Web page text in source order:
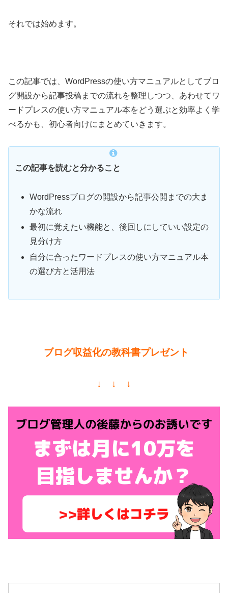
それでは始めます。
この記事では、WordPressの使い方マニュアルとしてブロ
グ開設から記事投稿までの流れを整理しつつ、あわせてワ
ードプレスの使い方マニュアル本をどう選ぶと効率よく学
べるかも、初心者向けにまとめていきます。
この記事を読むと分かること
WordPressブログの開設から記事公開までの大ま
かな流れ
最初に覚えたい機能と、後回しにしていい設定の
見分け方
自分に合ったワードプレスの使い方マニュアル本
の選び方と活用法
ブログ収益化の教科書プレゼント
↓ ↓ ↓